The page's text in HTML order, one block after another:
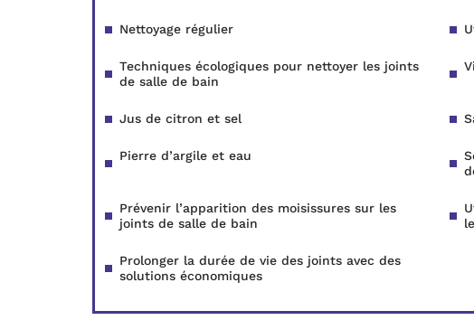
Nettoyage régulier
Techniques écologiques pour nettoyer les joints
de salle de bain
Jus de citron et sel
Pierre d’argile et eau
Prévenir l’apparition des moisissures sur les
joints de salle de bain
Prolonger la durée de vie des joints avec des
solutions économiques